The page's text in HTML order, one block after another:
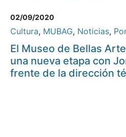
02/09/2020
Cultura, MUBAG, Noticias,
El Museo de Bellas
una nueva etapa con
frente de la dirección